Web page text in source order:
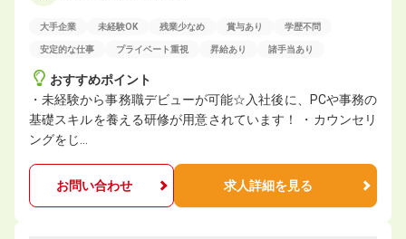
大手企業 未経験OK 残業少なめ 賞与あり 学歴不問
安定的な仕事 プライベート重視 昇給あり 諸手当あり
おすすめポイント
・未経験から事務職デビューが可能☆入社後に、PCや事務の
基礎スキルを養える研修が用意されています！ ・カウンセリ
ングをじ…
お問い合わせ 求人詳細を見る